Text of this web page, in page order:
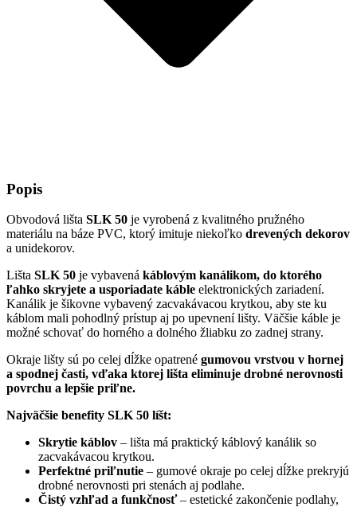
Popis
Obvodová lišta SLK 50 je vyrobená z kvalitného pružného
materiálu na báze PVC, ktorý imituje niekoľko drevených dekorov
a unidekorov.
Lišta SLK 50 je vybavená káblovým kanálikom, do ktorého
ľahko skryjete a usporiadate káble elektronických zariadení.
Kanálik je šikovne vybavený zacvakávacou krytkou, aby ste ku
káblom mali pohodlný prístup aj po upevnení lišty. Väčšie káble je
možné schovať do horného a dolného žliabku zo zadnej strany.
Okraje lišty sú po celej dĺžke opatrené gumovou vrstvou v hornej
a spodnej časti, vďaka ktorej lišta eliminuje drobné nerovnosti
povrchu a lepšie priľne.
Najväčšie benefity SLK 50 líšt:
Skrytie káblov – lišta má praktický káblový kanálik so
zacvakávacou krytkou.
Perfektné priľnutie – gumové okraje po celej dĺžke prekryjú
drobné nerovnosti pri stenách aj podlahe.
Čistý vzhľad a funkčnosť– estetické zakončenie podlahy,